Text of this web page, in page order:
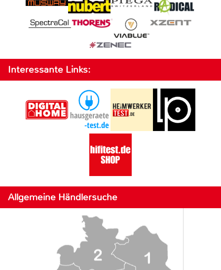
Interessante Links:
Allgemeine Händlersuche